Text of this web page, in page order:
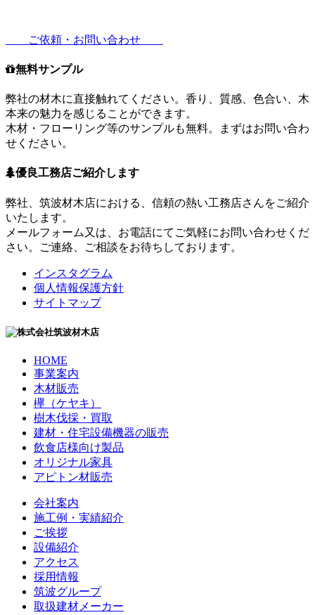
ご依頼・お問い合わせ
無料サンプル
弊社の材木に直接触れてください。香り、質感、色合い、木
本来の魅力を感じることができます。
木材・フローリング等のサンプルも無料。まずはお問い合わ
せください。
優良工務店ご紹介します
弊社、筑波材木店における、信頼の熱い工務店さんをご紹介
いたします。
メールフォーム又は、お電話にてご気軽にお問い合わせくだ
さい。ご連絡、ご相談をお待ちしております。
インスタグラム
個人情報保護方針
サイトマップ
HOME
事業案内
木材販売
欅（ケヤキ）
樹木伐採・買取
建材・住宅設備機器の販売
飲食店様向け製品
オリジナル家具
アピトン材販売
会社案内
施工例・実績紹介
ご挨拶
設備紹介
アクセス
採用情報
筑波グループ
取扱建材メーカー